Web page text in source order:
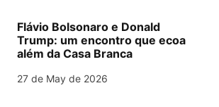
Flávio Bolsonaro e Donald
Trump: um encontro que ecoa
além da Casa Branca
27 de May de 2026